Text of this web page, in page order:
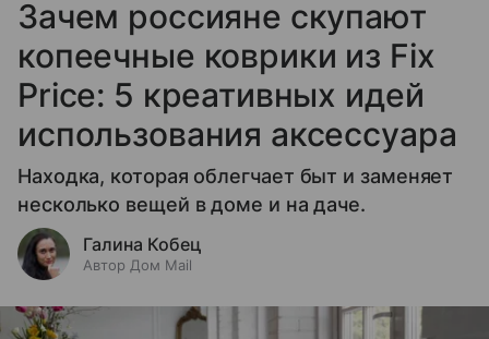
Зачем россияне скупают
копеечные коврики из Fix
Price: 5 креативных идей
использования аксессуара
Находка, которая облегчает быт и заменяет
несколько вещей в доме и на даче.
Галина Кобец
Автор Дом Mail